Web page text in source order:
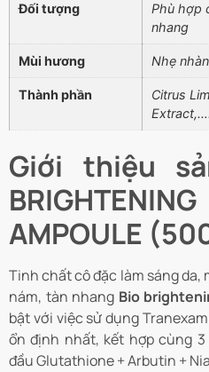
Đối tượng
Phù hợp
nhang
Mùi hương Nhẹ
Thành phần
Citrus
Extract,….
Giới thiệu
AMPOULE
Tinh chất cô đặc làm sáng
nám, tàn nhang Bio
bật với việc sử dụng
ổn định nhất, kết hợp cùng
đầu Glutathione + Arbutin +